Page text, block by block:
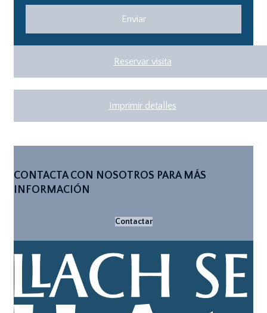
Reservar visita
Imprimir detalles
CONTACTA CON NOSOTROS PARA MÁS
INFORMACIÓN
Contactar